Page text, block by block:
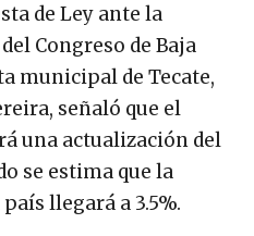
de Ley ante la
Congreso de Baja
municipal de Tecate,
señaló que el
una actualización del
se estima que la
llegará a 3.5%.